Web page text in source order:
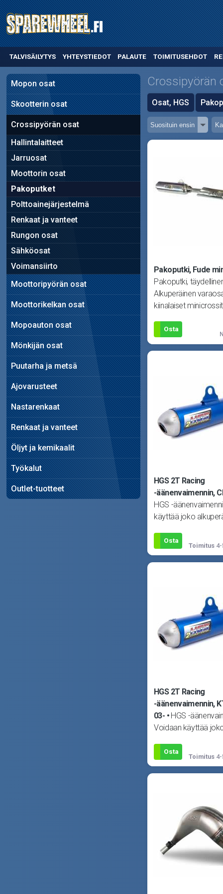
TALVISÄILYTYS YHTEYSTIEDOT PALAUTE TOIMITUSEHDOT
Mopon osat
Skootterin osat
Crossipyörän osat
Hallintalaitteet
Jarruosat
Moottorin osat
Pakoputket
Polttoainejärjestelmä
Renkaat ja vanteet
Rungon osat
Sähköosat
Voimansiirto
Moottoripyörän osat
Moottorikelkan osat
Mopoauton osat
Mönkijän osat
Puutarha ja metsä
Ajovarusteet
Nastarenkaat
Renkaat ja vanteet
Öljyt ja kemikaalit
Työkalut
Outlet-tuotteet
Crossipyörän
Osat, HGS
Pakoputki, Fude
Pakoputki,
Alkuperäinen
kiinalaiset
Osta
HGS 2T Racing
-äänenvaimennin,
HGS -
käyttää joko
Kuva viittee
Osta
Toimitus
HGS 2T Racing
-äänenvaimennin,
03-
HGS -
Voidaan käyttää
kanssa. Huom!
Osta
Toimitus